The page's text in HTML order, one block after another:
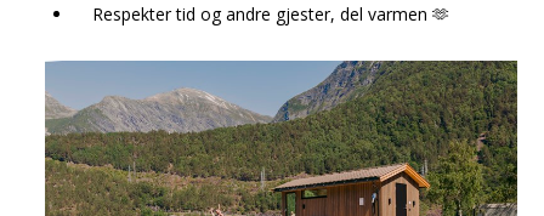
Respekter tid og andre gjester, del varmen 🫶